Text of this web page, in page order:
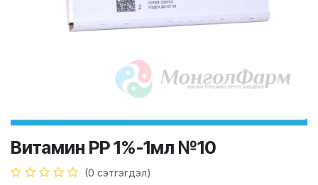
Витамин РР 1%-1мл №10
(0 сэтгэгдэл)